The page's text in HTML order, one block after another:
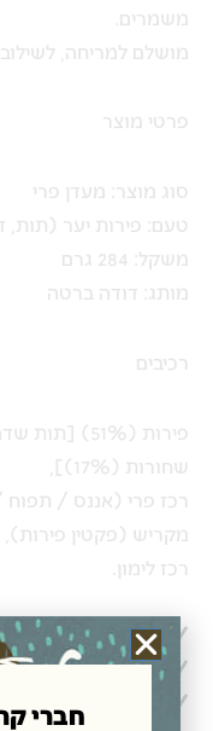
משמרים.
מושלם למריחה, לשילוב
פרטי מוצר
סוג מוצר: מעדן פרי
טעם: פירות יער (תות,
משקל: 284 גרם
מותג: דודה ברטה
רכיבים
שחורות (17%)],
רכז פרי (אננס / תפוח
מקריש (פקטין פירות),
רכז לימון.
100% רכיבי פרי בתוספת מיצי פירות
ללא צבעי מאכל
ללא חומריםחברי